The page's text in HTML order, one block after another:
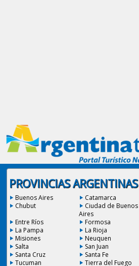
PROVINCIAS ARGENTINAS
Buenos Aires Catamarca
Chubut
Ciudad de Buenos
Aires
Entre Ríos
Formosa
La Pampa
La Rioja
Misiones
Neuquen
Salta
San Juan
Santa Cruz
Santa Fe
Tucuman
Tierra del Fuego